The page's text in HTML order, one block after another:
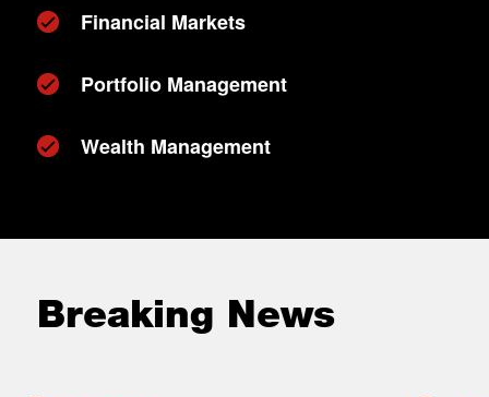
Financial Markets
Portfolio Management
Wealth Management
Breaking News